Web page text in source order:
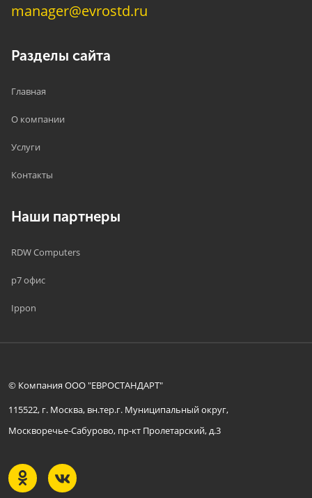
manager@evrostd.ru
Разделы сайта
Главная
О компании
Услуги
Контакты
Наши партнеры
RDW Computers
р7 офис
Ippon
© Компания ООО "ЕВРОСТАНДАРТ"
115522, г. Москва, вн.тер.г. Муниципальный округ,
Москворечье-Сабурово, пр-кт Пролетарский, д.3